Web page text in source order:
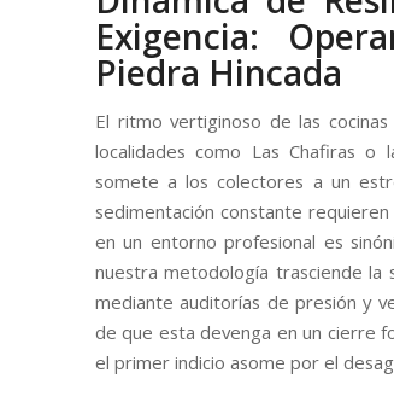
Exigencia:
Piedra Hincada
El ritmo vertiginoso de las
localidades como Las Chafiras o
somete a los colectores a un
sedimentación constante
en un entorno profesional es
nuestra metodología trasciende la
mediante auditorías de presión y
de que esta devenga en un cierre
el primer indicio asome por el